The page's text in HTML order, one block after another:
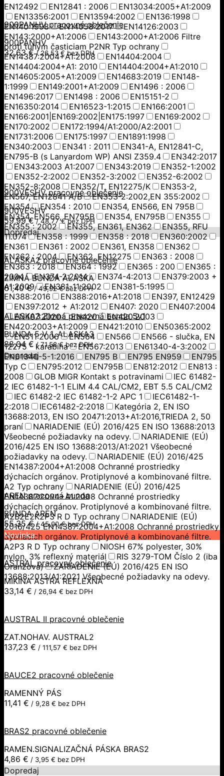
EN12492
EN12841 : 2006
EN13034:2005+A1:2009
EN13356:2001
EN13594:2002
EN136:1998
EN140:1998
EN14058:2017
EN14126:2003
EN143:2000+A1:2006
EN143:2000+A1:2006 Filtre
proti tuhým časticiam P2NR Typ ochrany
EN14387:2004+A1:2008
EN14404:2004
EN14404:2004+A1: 2010
EN14404:2004+A1:2010
EN14605:2005+A1:2009
EN14683:2019
EN148-
1:1999
EN149:2001+A1:2009
EN1496 : 2006
EN1496:2017
EN1498 : 2006
EN15151-2
EN16350:2014
EN16523-1:2015
EN166:2001
EN166:2001|EN169:2002|EN175:1997
EN169:2002
EN170:2002
EN172:1994/A1:2000/A2:2001
EN1731:2006
EN175:1997
EN1891:1998
EN340:2003
EN341 : 2011
EN341-A, EN12841-C,
EN795-B (s Lanyardom WP) ANSI Z359.4
EN342:2017
EN343:2003 A1:2007
EN343:2019
EN352-1:2002
EN352-2:2002
EN352-3:2002
EN352-6:2002
EN352-8:2008
EN352/T, EN12275/K
EN353-2,
EN567, EN12841 A/B
EN353-2:2002,EN 355:2002
EN354
EN354 : 2010
EN354, EN566, EN 795B
EN354, EN566, EN795B
EN354, EN795B
EN355
EN355 : 2002
EN355, EN361, EN362
EN355, RFU
11.074
EN358 : 1999 EN358 : 2018
EN360:2002
EN361
EN361 : 2002 EN361, EN358
EN362
EN362 : 2004
EN362, EN12275
EN363 : 2008
EN363 : 2018
EN364 : 1992 EN365 : 200
EN365 :
2004
EN374-2:2014 EN374-4:2013
EN379:2003 +
A1:2009
EN381-11:2002
EN381-5:1995
EN388:2016
EN388:2016+A1:2018
EN397, EN12429
EN397:2012 + A1:2012
EN407: 2020
EN407:2004
EN407:2020
EN420
EN420:2003
EN420:2003+A1:2009
EN421:2010
EN50365:2002
EN511:2006
EN564 EN566
EN566 - slučka, EN
12275 - karabína
EN567:2013
EN61340-4-3:2002
EN61340-5-1:2016
EN795 B EN795 EN959
EN795
Typ C
EN795:2012 EN795B EN812:2012
EN813 :
2008
GLOB MIGR Kontakt s potravinami
IEC 61482-
2 IEC 61482-1-1 ELIM 4.4 CAL/CM2, EBT 5.5 CAL/CM2
IEC 61482-2 IEC 61482-1-2 APC 1
IEC61482-1-
2:2018
IEC61482-2:2018
Kategória 2, EN ISO
13688:2013, EN ISO 20471:2013+A1:2016,TRIEDA 2, 50
praní
NARIADENIE (EÚ) 2016/425 EN ISO 13688:2013
Všeobecné požiadavky na odevy.
NARIADENIE (EÚ)
2016/425 EN ISO 13688:2013/A1:2021 Všeobecné
požiadavky na odevy.
NARIADENIE (EÚ) 2016/425
EN14387:2004+A1:2008 Ochranné prostriedky
dýchacích orgánov. Protiplynové a kombinované filtre.
A2 Typ ochrany
NARIADENIE (EÚ) 2016/425
EN14387:2004+A1:2008 Ochranné prostriedky
dýchacích orgánov. Protiplynové a kombinované filtre.
A2B2E2K2P3 R D Typ ochrany
NARIADENIE (EÚ)
2016/425 EN14387:2004+A1:2008 Ochranné prostriedky
dýchacích orgánov. Protiplynové a kombinované filtre.
A2P3 R D Typ ochrany
NIOSH 67% polyester, 30%
nylon, 3% reflexný materiál
RIS 3279-TOM Číslo 2 (iba
Oranžová)
ZARIADENIE (EÚ) 2016/425 EN ISO
13688:2013/A1:2021 Všeobecné požiadavky na odevy.
900PANHV pracovné oblečenie
900PANHV
32,63€/26,53 € bez DPH
900VESHV pracovné oblečenie
900VESHV
59,99€/48,77€bez DPH
Dopredaj
ALASKA2 pracovné oblečenie
ZIMNÁ BUNDA ALASKA
61,40€/49,92€bez DPH
ALASKA3 Zimná pracovná bunda 5v1
BUNDA 5 V 1, ALASKA3
88,04 € /71,58€bez DPH
Dopredaj
AREN pracovná bunda
BUNDA AREN
55,35€/45,00€bez DPH
Novinka
ASTRAL pracovné oblečenie
MIKINA ASTRA REFLEXNÁ
33,14 € / 26,94 € bez DPH
AUSTRAL II pracovné oblečenie
ZAT.NOHAV. AUSTRAL2
137,23 € / 111,57 € bez DPH
BAUCE2 pracovné oblečenie
RAMENNÝ PÁS
11,41 € / 9,28 € bez DPH
BRAS2 pracovné oblečenie
RAMEN.SIGNALIZAČNÁ PÁSKA BRAS2
4,86 € / 3,95 € bez DPH
Dopredaj